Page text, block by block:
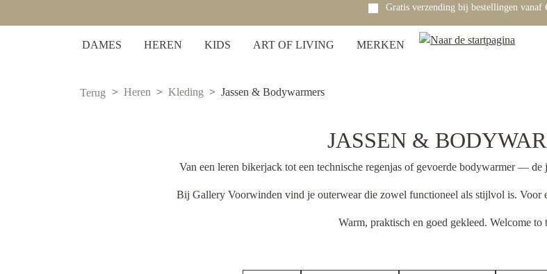
Gratis verzending bij bestellingen vanaf
DAMES HEREN KIDS ART OF LIVING MERKEN
Terug Heren Kleding Jassen & Bodywarmers
JASSEN &
Van een leren bikerjack tot een technische regenjas of gevoerde bodywarmer —
Bij Gallery Voorwinden vind je outerwear die zowel functioneel als stijlvol is. Voor
Warm, praktisch en goed gekleed. Welcome to